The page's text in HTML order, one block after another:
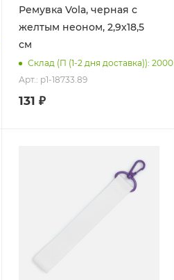
Ремувка Vola, черная с
желтым неоном, 2,9х18,5
см
Склад (П (1-2 дня доставка)): 2000
Арт.: p1-18733.89
131 ₽